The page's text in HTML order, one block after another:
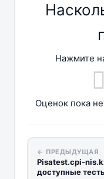
Нажмите
Оценок пока
← ПРЕДЫДУЩАЯ
Pisatest.cpi-
доступные